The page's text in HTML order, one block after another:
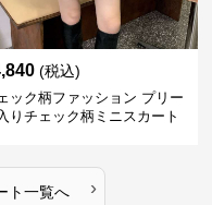
(税込)
ック柄ファッション プリー
りチェック柄ミニスカート
ト一覧へ ›